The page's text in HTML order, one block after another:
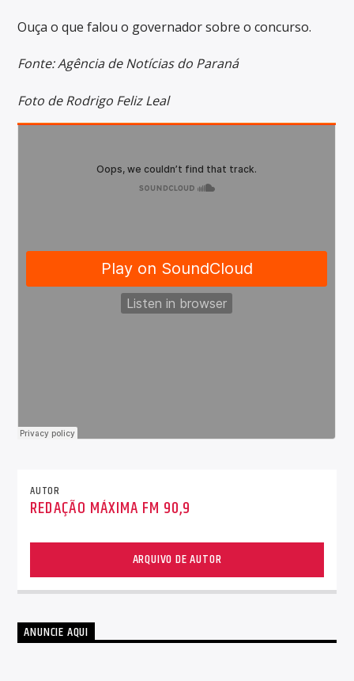
Ouça o que falou o governador sobre o concurso.
Fonte: Agência de Notícias do Paraná
Foto de Rodrigo Feliz Leal
AUTOR
REDAÇÃO MÁXIMA FM 90,9
ARQUIVO DE AUTOR
ANUNCIE AQUI